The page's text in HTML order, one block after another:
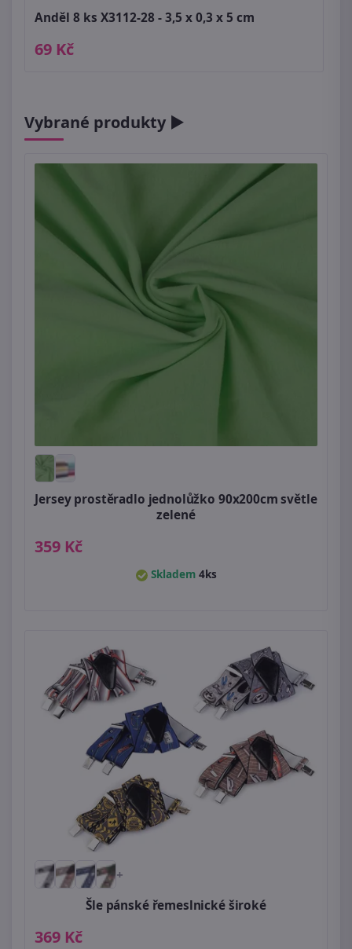
Anděl 8 ks X3112-28 - 3,5 x 0,3 x 5 cm
69 Kč
Vybrané produkty ►
Jersey prostěradlo jednolůžko 90x200cm světle
zelené
359 Kč
Skladem 4ks
+
Šle pánské řemeslnické široké
369 Kč